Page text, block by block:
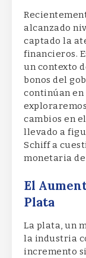
alcanzado
captado la
financieros.
un contexto
bonos del
continúan en
cambios en
llevado a
Schiff a
monetaria de
El
Plata
La plata, un
la industria
incremento